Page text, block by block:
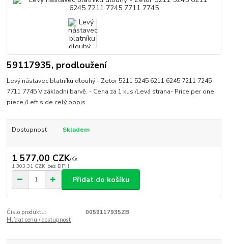
59117935, prodloužení
Levý nástavec blatníku dlouhý - Zetor 5211 5245 6211 6245 7211 7245
7711 7745 V základní barvě. - Cena za 1 kus /Levá strana- Price per one
piece /Left side celý popis
Dostupnost Skladem
1 577,00 CZK/Ks
1 303,31 CZK bez DPH
Přidat do košíku
Číslo produktu:
0059117935ZB
Hlídat cenu / dostupnost